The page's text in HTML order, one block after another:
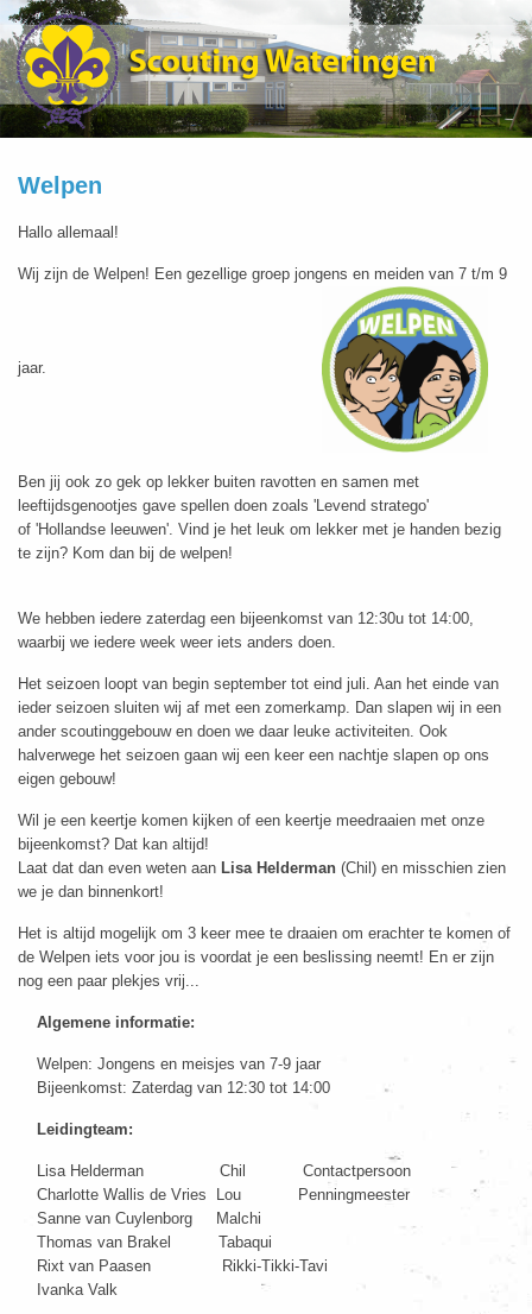
Welpen
Hallo allemaal!
Wij zijn de Welpen! Een gezellige groep jongens en meiden van 7 t/m 9
jaar.
Ben jij ook zo gek op lekker buiten ravotten en samen met
leeftijdsgenootjes gave spellen doen zoals 'Levend stratego'
of 'Hollandse leeuwen'. Vind je het leuk om lekker met je handen bezig
te zijn? Kom dan bij de welpen!
We hebben iedere zaterdag een bijeenkomst van 12:30u tot 14:00,
waarbij we iedere week weer iets anders doen.
Het seizoen loopt van begin september tot eind juli. Aan het einde van
ieder seizoen sluiten wij af met een zomerkamp. Dan slapen wij in een
ander scoutinggebouw en doen we daar leuke activiteiten. Ook
halverwege het seizoen gaan wij een keer een nachtje slapen op ons
eigen gebouw!
Wil je een keertje komen kijken of een keertje meedraaien met onze
bijeenkomst? Dat kan altijd!
Laat dat dan even weten aan Lisa Helderman (Chil) en misschien zien
we je dan binnenkort!
Het is altijd mogelijk om 3 keer mee te draaien om erachter te komen of
de Welpen iets voor jou is voordat je een beslissing neemt! En er zijn
nog een paar plekjes vrij...
Algemene informatie:
Welpen: Jongens en meisjes van 7-9 jaar
Bijeenkomst: Zaterdag van 12:30 tot 14:00
Leidingteam:
Lisa Helderman Chil Contactpersoon
Charlotte Wallis de Vries Lou Penningmeester
Sanne van Cuylenborg Malchi
Thomas van Brakel Tabaqui
Rixt van Paasen Rikki-Tikki-Tavi
Ivanka Valk